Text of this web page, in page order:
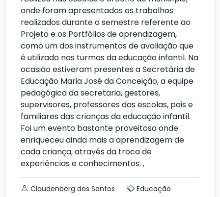
onde foram apresentados os trabalhos
realizados durante o semestre referente ao
Projeto e os Portfólios de aprendizagem,
como um dos instrumentos de avaliação que
é utilizado nas turmas da educação infantil. Na
ocasião estiveram presentes a Secretária de
Educação Maria José da Conceição, a equipe
pedagógica da secretaria, gestores,
supervisores, professores das escolas, pais e
familiares das crianças da educação infantil.
Foi um evento bastante proveitoso onde
enriqueceu ainda mais a aprendizagem de
cada criança, através da troca de
experiências e conhecimentos. ,
Claudenberg dos Santos Educação